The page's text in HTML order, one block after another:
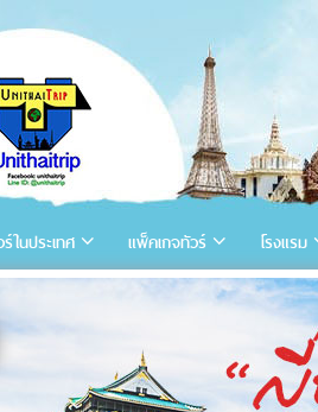
ในประเทศ แพ็คเกจทัวร์ โรงแรม